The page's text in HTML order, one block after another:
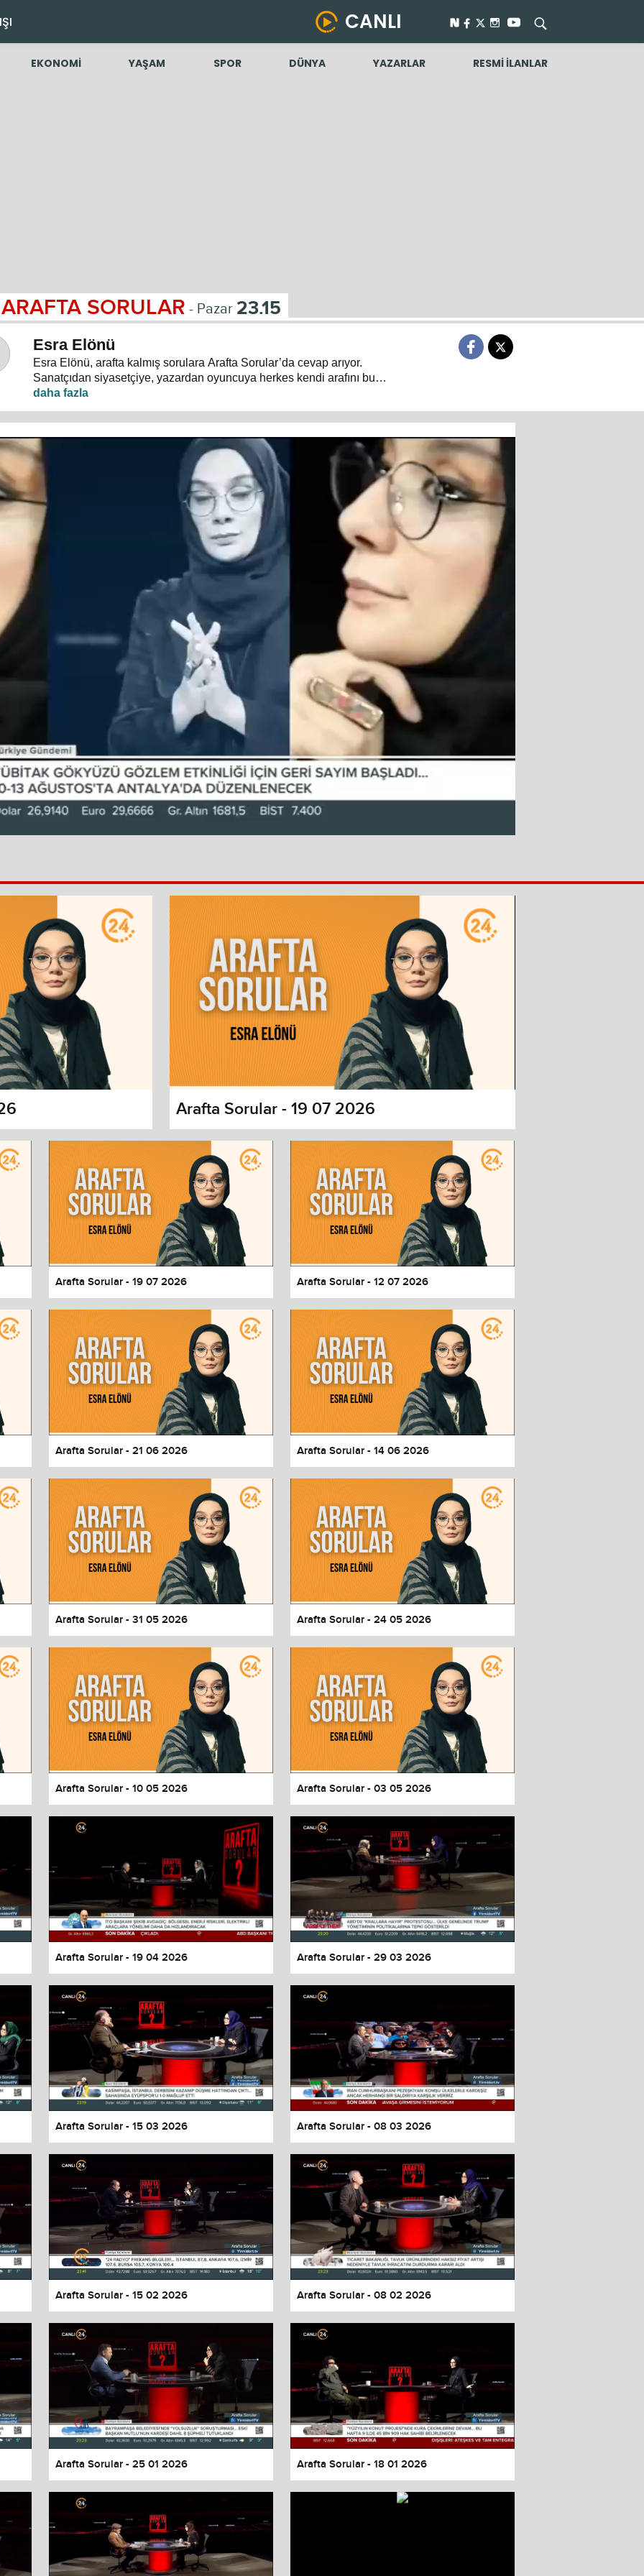
CANLI
EKONOMİ YAŞAM SPOR DÜNYA YAZARLAR RESMİ İLANLAR
ARAFTA SORULAR - Pazar 23.15
Esra Elönü
Esra Elönü, arafta kalmış sorulara Arafta Sorular’da cevap arıyor.
Sanatçıdan siyasetçiye, yazardan oyuncuya herkes kendi arafını bu
programda anlatıyor. Hayata, insana, gündem ve siyasete dair her şeyin
Arafta Sorular’da, Esra Elönü konuklarına arafını sorgulatıyor.
dialog
and close the window.
Done
Arafta Sorular - 19 07 2026
Arafta Sorular - 19 07 2026 Arafta Sorular - 12 07 2026
Arafta Sorular - 21 06 2026 Arafta Sorular - 14 06 2026
Arafta Sorular - 31 05 2026 Arafta Sorular - 24 05 2026
Arafta Sorular - 10 05 2026 Arafta Sorular - 03 05 2026
Arafta Sorular - 19 04 2026 Arafta Sorular - 29 03 2026
Arafta Sorular - 15 03 2026 Arafta Sorular - 08 03 2026
Arafta Sorular - 15 02 2026 Arafta Sorular - 08 02 2026
Arafta Sorular - 25 01 2026 Arafta Sorular - 18 01 2026